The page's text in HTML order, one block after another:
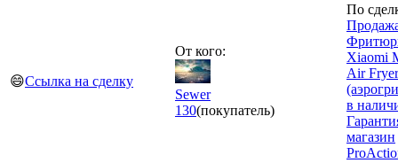
😄Ссылка на сделку
От кого:
Sewer
130(покупатель)
По
Xiaomi
Air
в
магазин